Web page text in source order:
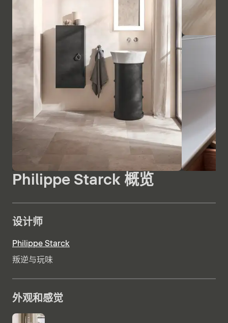
Philippe Starck 概览
设计师
Philippe Starck
叛逆与玩味
外观和感觉